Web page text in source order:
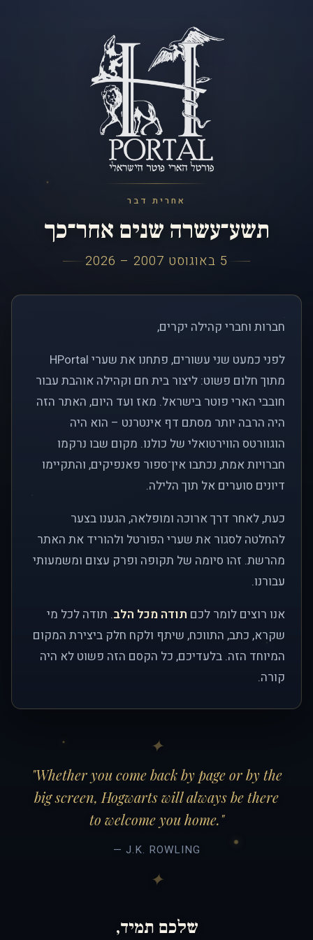
אחרית דבר
תשע־עשרה שנים אחר־כך
5 באוגוסט 2007 – 2026
חברות וחברי קהילה יקרים,
לפני כמעט שני עשורים, פתחנו את שערי HPortal
מתוך חלום פשוט: ליצור בית חם וקהילה אוהבת עבור
חובבי הארי פוטר בישראל. מאז ועד היום, האתר הזה
היה הרבה יותר מסתם דף אינטרנט – הוא היה
הוגוורטס הווירטואלי של כולנו. מקום שבו נרקמו
חברויות אמת, נכתבו אין־ספור פאנפיקים, והתקיימו
דיונים סוערים אל תוך הלילה.
כעת, לאחר דרך ארוכה ומופלאה, הגענו בצער
להחלטה לסגור את שערי הפורטל ולהוריד את האתר
מהרשת. זהו סיומה של תקופה ופרק עצום ומשמעותי
עבורנו.
אנו רוצים לומר לכם תודה מכל הלב. תודה לכל מי
שקרא, כתב, התווכח, שיתף ולקח חלק ביצירת המקום
המיוחד הזה. בלעדיכם, כל הקסם הזה פשוט לא היה
קורה.
"Whether you come back by page or by the
big screen, Hogwarts will always be there
to welcome you home."
— J.K. ROWLING
שלכם תמיד,